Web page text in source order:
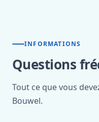
INFORMATIONS
Questions
Tout ce que vous
Bouwel.